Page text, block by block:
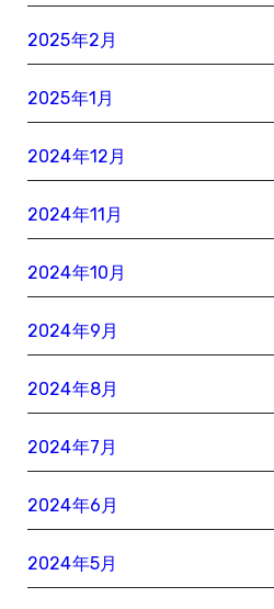
2025年2月
2025年1月
2024年12月
2024年11月
2024年10月
2024年9月
2024年8月
2024年7月
2024年6月
2024年5月